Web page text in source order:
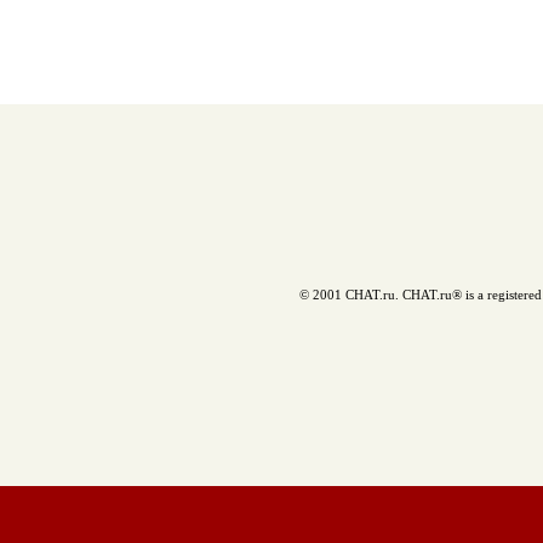
© 2001 CHAT.ru. CHAT.ru® is a